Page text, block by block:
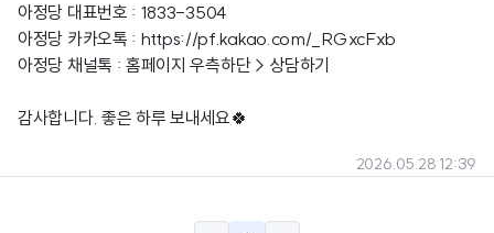
아정당 대표번호 : 1833-3504
아정당 카카오톡 : https://pf.kakao.com/_RGxcFxb
아정당 채널톡 : 홈페이지 우측하단 > 상담하기
감사합니다. 좋은 하루 보내세요🍀
2026.05.28 12:39